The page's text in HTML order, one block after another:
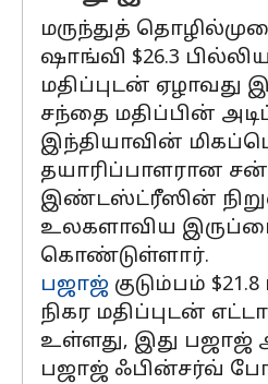
மருந்துத்
ஷாங்வி $26.3
மதிப்புடன் ஏழாவது
சந்தை மதிப்பின்
இந்தியாவின்
தயாரிப்பாளரான சன்
இண்டஸ்ட்ரீஸின்
உலகளாவிய
கொண்டுள்ளார்.
பஜாஜ் குடும்பம்
நிகர மதிப்புடன்
உள்ளது, இது பஜாஜ்
பஜாஜ் ஃபின்சர்வ்